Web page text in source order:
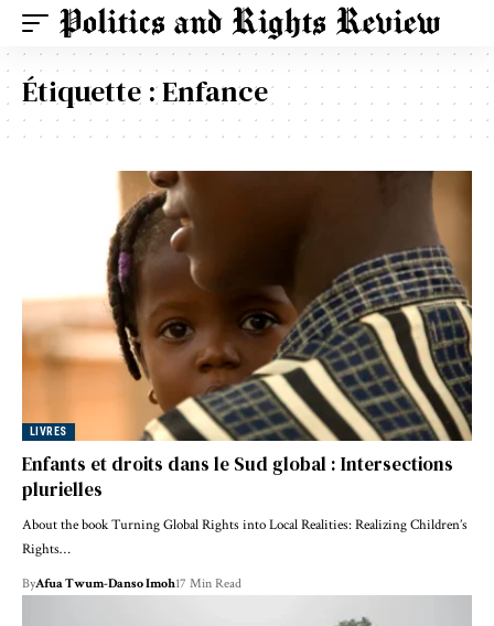
Étiquette :Enfance
LIVRES
Enfants et droits dans le Sud global : Intersections
plurielles
About the book Turning Global Rights into Local Realities: Realizing Children’s
Rights…
ByAfua Twum-Danso Imoh17 Min Read